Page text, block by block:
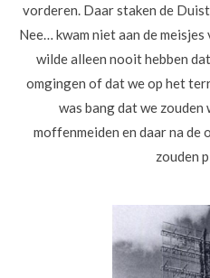
vorderen. Daar staken de
Nee… kwam niet aan de
wilde alleen nooit hebben
omgingen of dat we op het
was bang dat we
moffenmeiden en daar na de
zouden